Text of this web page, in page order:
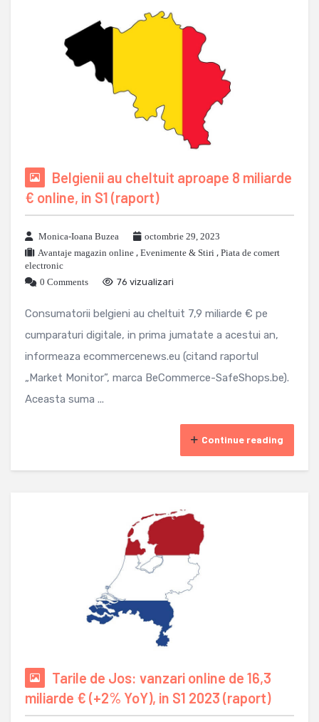
Belgienii au cheltuit aproape 8 miliarde
€ online, in S1 (raport)
Monica-Ioana Buzea
octombrie 29, 2023
Avantaje magazin online , Evenimente & Stiri , Piata de comert
electronic
0 Comments
76 vizualizari
Consumatorii belgieni au cheltuit 7,9 miliarde € pe
cumparaturi digitale, in prima jumatate a acestui an,
informeaza ecommercenews.eu (citand raportul
„Market Monitor”, marca BeCommerce-SafeShops.be).
Aceasta suma ...
Continue reading
Tarile de Jos: vanzari online de 16,3
miliarde € (+2% YoY), in S1 2023 (raport)